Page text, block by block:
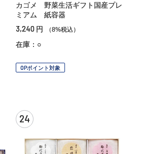
カゴメ 野菜生活ギフト国産プレ
ミアム 紙容器
3,240 円 （8%税込）
在庫：○
OPポイント対象
24